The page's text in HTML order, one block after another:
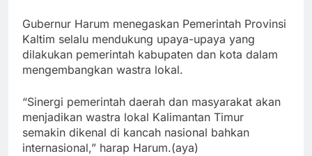
Gubernur Harum menegaskan Pemerintah Provinsi
Kaltim selalu mendukung upaya-upaya yang
dilakukan pemerintah kabupaten dan kota dalam
mengembangkan wastra lokal.
“Sinergi pemerintah daerah dan masyarakat akan
menjadikan wastra lokal Kalimantan Timur
semakin dikenal di kancah nasional bahkan
internasional,” harap Harum.(aya)